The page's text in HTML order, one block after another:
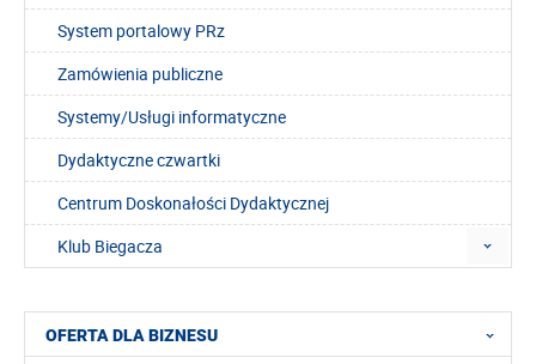
System portalowy PRz
Zamówienia publiczne
Systemy/Usługi informatyczne
Dydaktyczne czwartki
Centrum Doskonałości Dydaktycznej
Klub Biegacza
OFERTA DLA BIZNESU